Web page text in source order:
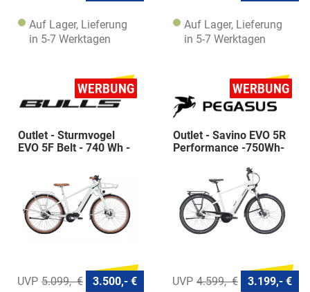
Auf Lager, Lieferung
in 5-7 Werktagen
Auf Lager, Lieferung
in 5-7 Werktagen
Outlet - Sturmvogel
EVO 5F Belt - 740 Wh -
5.099,- € 3.500,- €
Outlet - Savino EVO 5R
Performance -750Wh-
4.599,- € 3.199,- €